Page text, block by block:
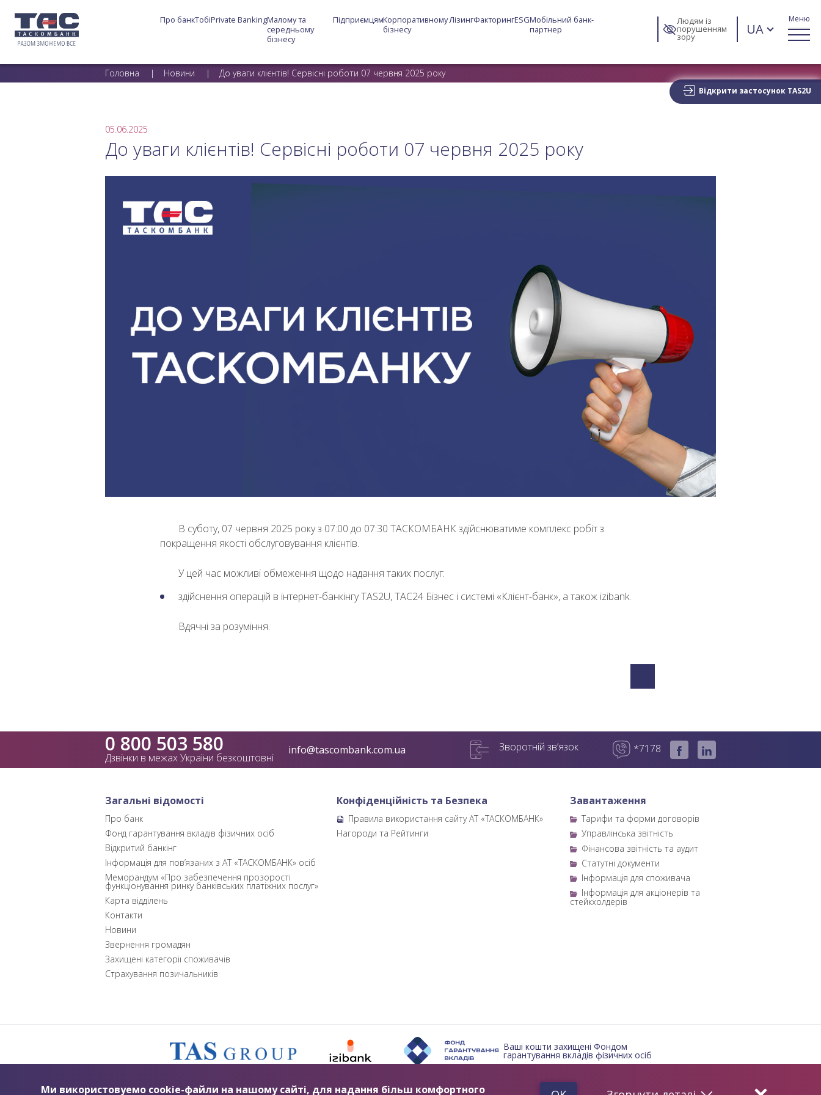
Про банкТобіPrivate BankingМалому та
середньому
бізнесу
ПідприємцямКорпоративному
бізнесу
ЛізингФакторингESGМобільний банк-
партнер
Людям із
порушенням
зору UA
Відкрити застосунок TAS2U
Меню
Головна Новини До уваги клієнтів! Сервісні роботи 07 червня 2025 року
05.06.2025
До уваги клієнтів! Сервісні роботи 07 червня 2025 року
В суботу, 07 червня 2025 року з 07:00 до 07:30 ТАСКОМБАНК здійснюватиме комплекс робіт з
покращення якості обслуговування клієнтів.
У цей час можливі обмеження щодо надання таких послуг:
здійснення операцій в інтернет-банкінгу TAS2U, ТАС24 Бізнес і системі «Клієнт-банк», а також izibank.
Вдячні за розуміння.
0 800 503 580
Дзвінки в межах України безкоштовні
info@tascombank.com.ua Зворотній зв’язок *7178
Загальні відомості
Про банк
Фонд гарантування вкладів фізичних осіб
Відкритий банкінг
Інформація для пов’язаних з АТ «ТАСКОМБАНК» осіб
Меморандум «Про забезпечення прозорості
функціонування ринку банківських платіжних послуг»
Карта відділень
Контакти
Новини
Звернення громадян
Захищені категорії споживачів
Страхування позичальників
Конфіденційність та Безпека
Правила використання сайту АТ «ТАСКОМБАНК»
Нагороди та Рейтинги
Завантаження
Тарифи та форми договорів
Управлінська звітність
Фінансова звітність та аудит
Статутні документи
Інформація для споживача
Інформація для акціонерів та
стейкхолдерів
Ваші кошти захищені Фондом
гарантування вкладів фізичних осіб
ЛІЦЕНЗІЯ НБУ №84 ВІД 25.10.2011
Ми використовуемо cookie-файли на нашому сайті, для надання більш комфортного